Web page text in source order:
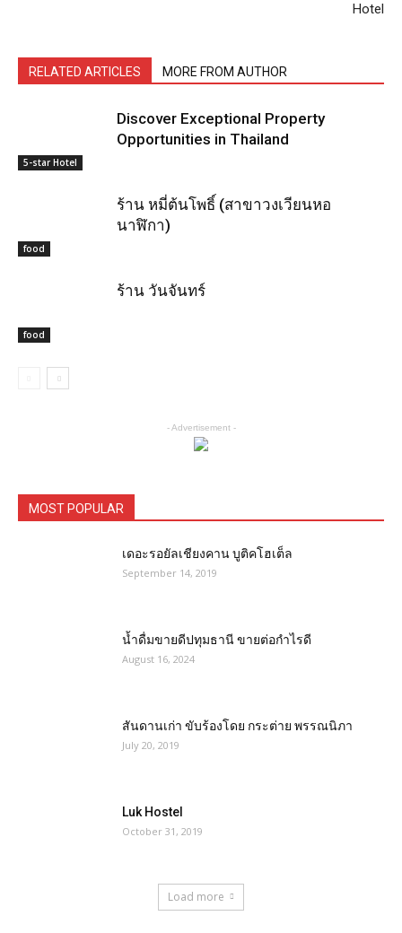
Hotel
RELATED ARTICLES MORE FROM AUTHOR
5-star Hotel
Discover Exceptional Property
Opportunities in Thailand
food
ร้าน หมี่ต้นโพธิ์ (สาขาวงเวียนหอ
นาฬิกา)
food
ร้าน วันจันทร์
- Advertisement -
MOST POPULAR
เดอะรอยัลเชียงคาน บูติคโฮเต็ล
September 14, 2019
น้ำดื่มขายดีปทุมธานี ขายต่อกำไรดี
August 16, 2024
สันดานเก่า ขับร้องโดย กระต่าย พรรณนิภา
July 20, 2019
Luk Hostel
October 31, 2019
Load more